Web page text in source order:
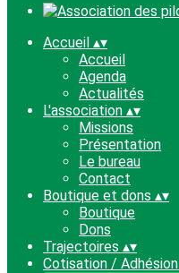
Accueil ▴▾
Accueil
Agenda
Actualités
L'association ▴▾
Missions
Présentation
Le bureau
Contact
Boutique et dons ▴▾
Boutique
Dons
Trajectoires ▴▾
Cotisation / Adhésion